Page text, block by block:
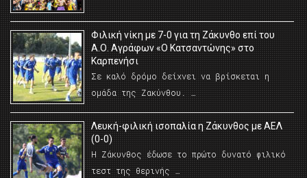
Φιλική νίκη με 7-0 για τη Ζάκυνθο επί του
Α.Ο. Αγράφων «Ο Κατσαντώνης» στο
Καρπενήσι
Σε καλό δρόμο δείχνει να βρίσκεται η
ομάδα της Ζακύνθου. …
Λευκή-φιλική ισοπαλία η Ζάκυνθος με ΑΕΛ
(0-0)
Η Ζάκυνθος έδωσε το πρώτο δυνατό φιλικό
τεστ της θερινής …